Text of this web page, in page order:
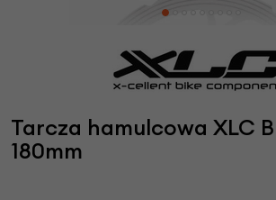
Tarcza hamulcowa XLC
180mm